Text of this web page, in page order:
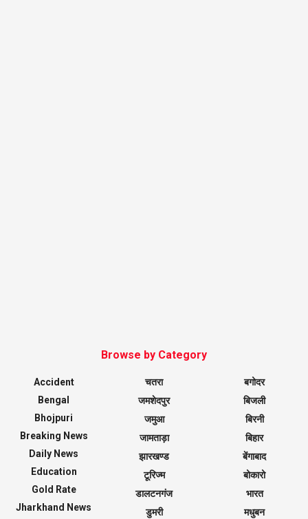
Browse by Category
Accident
Bengal
Bhojpuri
Breaking News
Daily News
Education
Gold Rate
Jharkhand News
चतरा
जमशेदपुर
जमुआ
जामताड़ा
झारखण्ड
टूरिज्म
डालटनगंज
डुमरी
बगोदर
बिजली
बिरनी
बिहार
बेंगाबाद
बोकारो
भारत
मधुबन